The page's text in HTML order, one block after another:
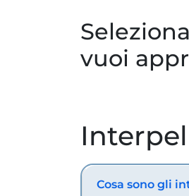
vuoi
Cosa sono gli